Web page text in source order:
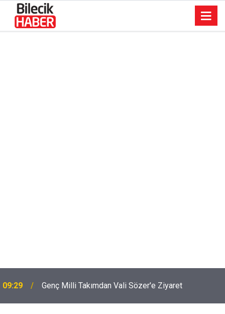
09:29 Genç Milli Takımdan Vali Sözer'e Ziyaret